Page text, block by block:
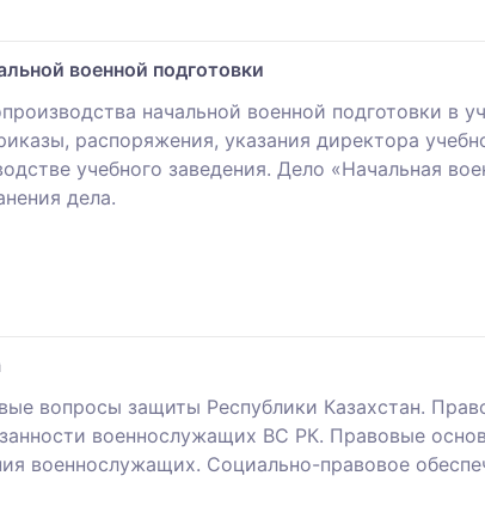
военной подготовки
начальной военной подготовки в
распоряжения, указания директора
учебного заведения. Дело «Начальная
дела.
вопросы защиты Республики Казахстан.
военнослужащих ВС РК. Правовые
военнослужащих. Социально-правовое